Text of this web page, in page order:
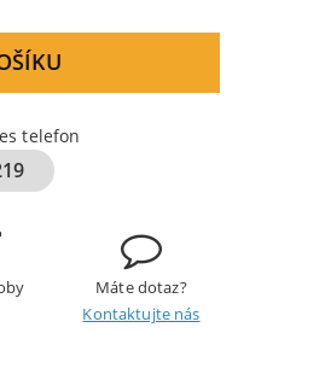
telefon
Máte dotaz?
Kontaktujte nás